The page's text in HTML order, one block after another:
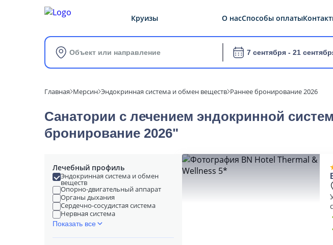
Круизы О насСпособы оплаты
Объект или направление 7 сентября - 21
Главная Мерсин Эндокринная система и обмен веществ Раннее бронирование 2026
Санатории с лечением эндокринной
бронирование 2026"
Лечебный профиль
Эндокринная система и обмен
веществ
Опорно-двигательный аппарат
Органы дыхания
Сердечно-сосудистая система
Нервная система
Показать все